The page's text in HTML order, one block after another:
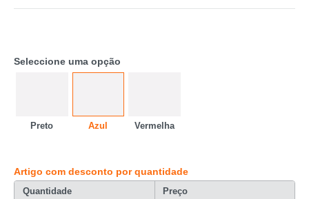
Seleccione uma opção
Preto Azul Vermelha
Artigo com desconto por quantidade
Quantidade Preço